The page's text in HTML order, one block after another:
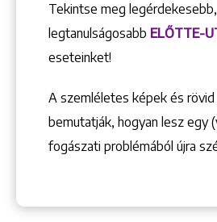
Tekintse meg legérdekesebb,
legtanulságosabb ELŐTTE-
eseteinket!
A szemléletes képek és rövid
bemutatják, hogyan lesz egy
fogászati problémából újra